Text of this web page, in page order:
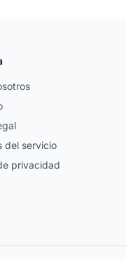
del servicio
privacidad